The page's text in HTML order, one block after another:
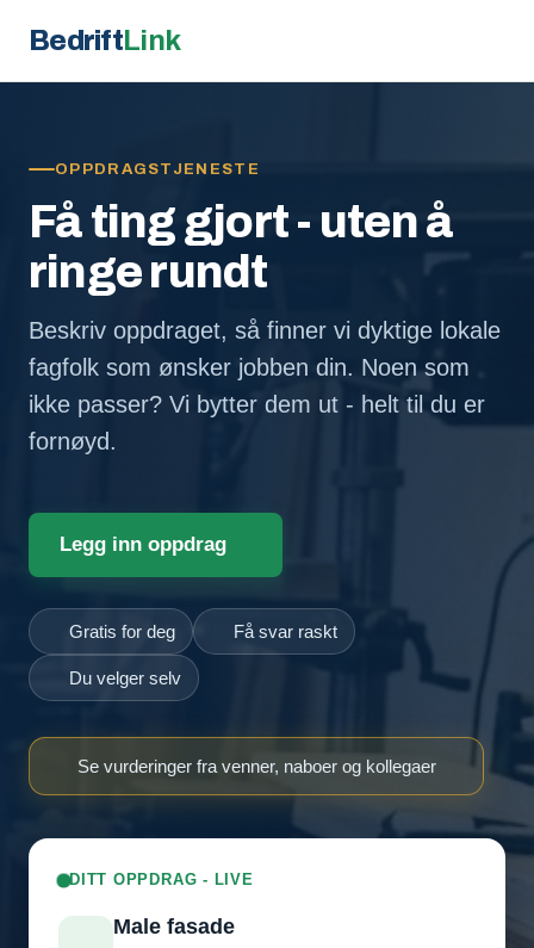
BedriftLink
OPPDRAGSTJENESTE
Få ting gjort - uten å
ringe rundt
Beskriv oppdraget, så finner vi dyktige lokale
fagfolk som ønsker jobben din. Noen som
ikke passer? Vi bytter dem ut - helt til du er
fornøyd.
Legg inn oppdrag
Gratis for deg Få svar raskt
Du velger selv
Se vurderinger fra venner, naboer og kollegaer
DITT OPPDRAG - LIVE
Male fasade